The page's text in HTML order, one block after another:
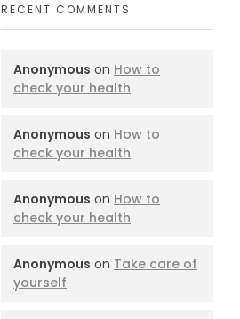
RECENT COMMENTS
Anonymous on How to
check your health
Anonymous on How to
check your health
Anonymous on How to
check your health
Anonymous on Take care of
yourself